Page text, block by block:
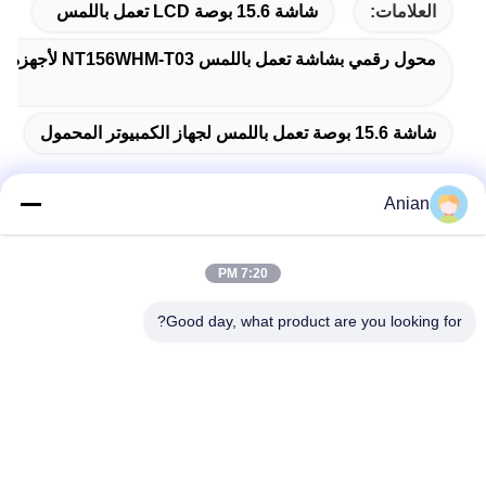
العلامات: شاشة 15.6 بوصة LCD تعمل باللمس
محول رقمي بشاشة تعمل باللمس NT156WHM-T03 لأجهزة الكمبيوتر المحمول
شاشة 15.6 بوصة تعمل باللمس لجهاز الكمبيوتر المحمول
العنوان
Anian
7:20 PM
Good day, what product are you looking for?